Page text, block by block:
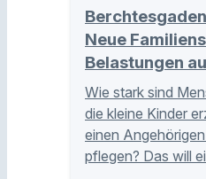
Neue
Belastungen
Wie stark sind
die kleine Kinder
einen
pflegen? Das will